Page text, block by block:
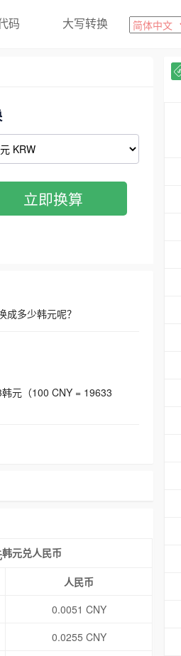
码 大写转换
立即换算
多少韩元呢？
元（100 CNY = 19633
韩元兑人民币
人民币
0.0051 CNY
0.0255 CNY